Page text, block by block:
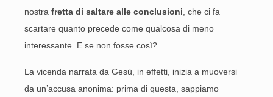
nostra fretta di saltare alle conclusioni , che ci fa
scartare quanto precede come qualcosa di meno
interessante. E se non fosse così?
La vicenda narrata da Gesù, in effetti, inizia a muoversi
da un’accusa anonima: prima di questa, sappiamo